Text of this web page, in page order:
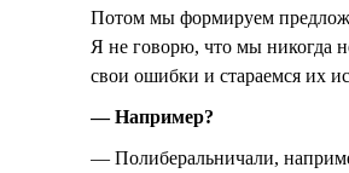
Потом мы формируем
Я не говорю, что мы
свои ошибки и стараемся их
— Например?
— Полиберальничали,